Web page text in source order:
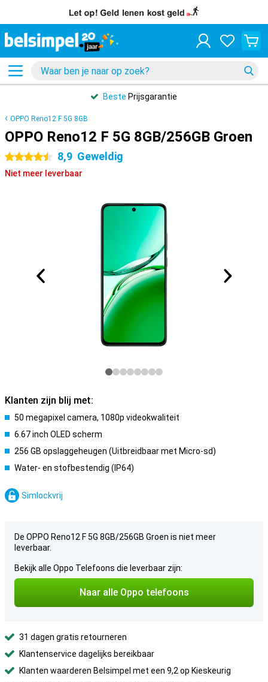
Beste Prijsgarantie
OPPO Reno12 F 5G 8GB
OPPO Reno12 F 5G 8GB/256GB Groen
4.5 sterren 8,9 Geweldig
Niet meer leverbaar
Klanten zijn blij met:
50 megapixel camera, 1080p videokwaliteit
6.67 inch OLED scherm
256 GB opslaggeheugen (Uitbreidbaar met Micro-sd)
Water- en stofbestendig (IP64)
Simlockvrij
De OPPO Reno12 F 5G 8GB/256GB Groen is niet meer
leverbaar.
Bekijk alle Oppo Telefoons die leverbaar zijn:
Naar alle Oppo telefoons
31 dagen gratis retourneren
Klantenservice dagelijks bereikbaar
Klanten waarderen Belsimpel met een 9,2 op Kieskeurig